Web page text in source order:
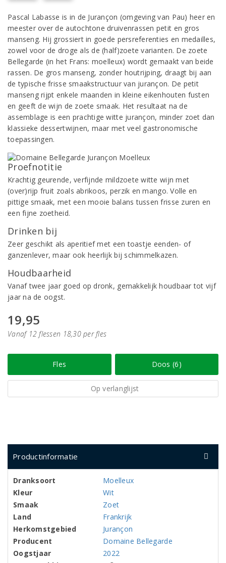
Pascal Labasse is in de Jurançon (omgeving van Pau) heer en
meester over de autochtone druivenrassen petit en gros
manseng. Hij grossiert in goede persreferenties en medailles,
zowel voor de droge als de (half)zoete varianten. De zoete
Bellegarde (in het Frans: moelleux) wordt gemaakt van beide
rassen. De gros manseng, zonder houtrijping, draagt bij aan
de typische frisse smaakstructuur van jurançon. De petit
manseng rijpt enkele maanden in kleine eikenhouten fusten
en geeft de wijn de zoete smaak. Het resultaat na de
assemblage is een prachtige witte jurançon, minder zoet dan
klassieke dessertwijnen, maar met veel gastronomische
toepassingen.
Proefnotitie
Krachtig geurende, verfijnde mildzoete witte wijn met
(over)rijp fruit zoals abrikoos, perzik en mango. Volle en
pittige smaak, met een mooie balans tussen frisse zuren en
een fijne zoetheid.
Drinken bij
Zeer geschikt als aperitief met een toastje eenden- of
ganzenlever, maar ook heerlijk bij schimmelkazen.
Houdbaarheid
Vanaf twee jaar goed op dronk, gemakkelijk houdbaar tot vijf
jaar na de oogst.
19,95
Vanaf 12 flessen 18,30 per fles
Fles Doos (6)
Op verlanglijst
Productinformatie
Dranksoort
Moelleux
Kleur
Wit
Smaak
Zoet
Land
Frankrijk
Herkomstgebied
Jurançon
Producent
Domaine Bellegarde
Oogstjaar
2022